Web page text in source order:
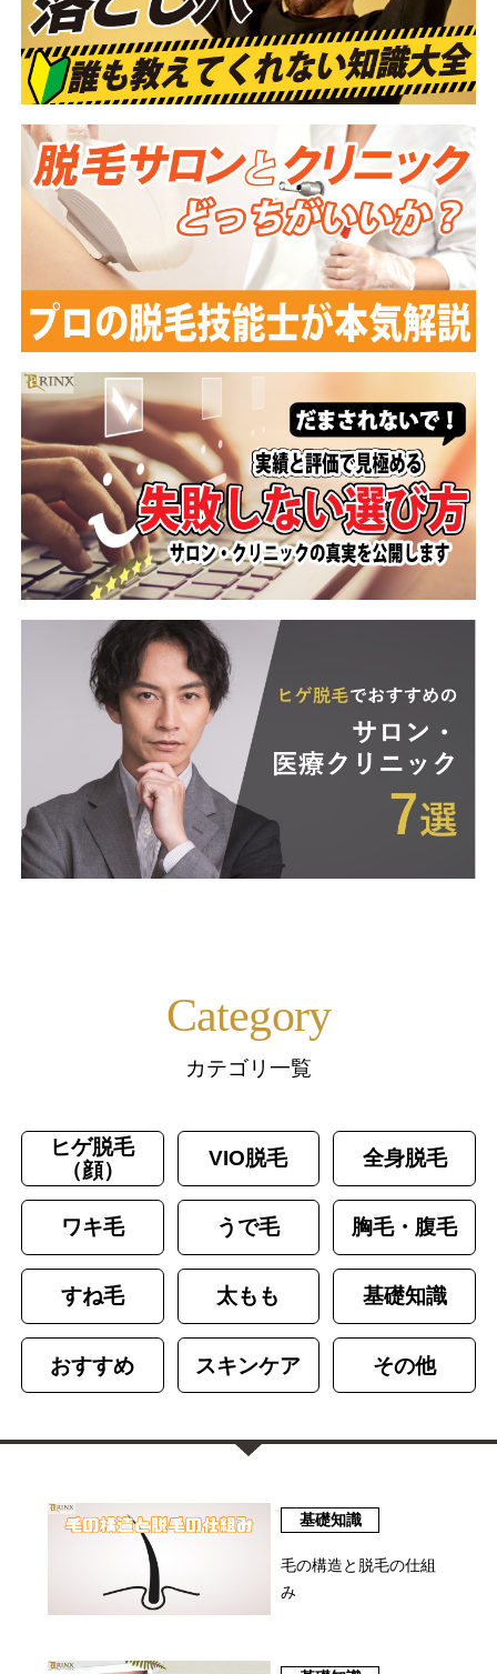
Category
カテゴリ一覧
ヒゲ脱毛
（顔）
VIO脱毛 全身脱毛
ワキ毛 うで毛 胸毛・腹毛
すね毛 太もも 基礎知識
おすすめ スキンケア その他
基礎知識
毛の構造と脱毛の仕組
み